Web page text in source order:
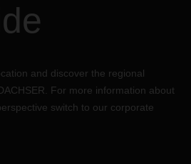
and discover the regional
For more information about
switch to our corporate